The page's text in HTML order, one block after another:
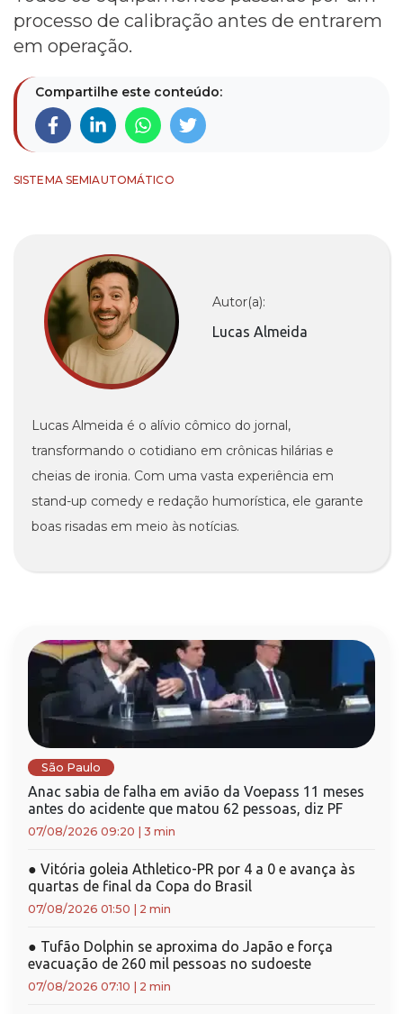
processo de calibração antes de entrarem
em operação.
Compartilhe este conteúdo:
SISTEMA SEMIAUTOMÁTICO
Autor(a):
Lucas Almeida
Lucas Almeida é o alívio cômico do jornal,
transformando o cotidiano em crônicas hilárias e
cheias de ironia. Com uma vasta experiência em
stand-up comedy e redação humorística, ele garante
boas risadas em meio às notícias.
São Paulo
Anac sabia de falha em avião da Voepass 11 meses
antes do acidente que matou 62 pessoas, diz PF
07/08/2026 09:20 | 3 min
● Vitória goleia Athletico-PR por 4 a 0 e avança às
quartas de final da Copa do Brasil
07/08/2026 01:50 | 2 min
● Tufão Dolphin se aproxima do Japão e força
evacuação de 260 mil pessoas no sudoeste
07/08/2026 07:10 | 2 min